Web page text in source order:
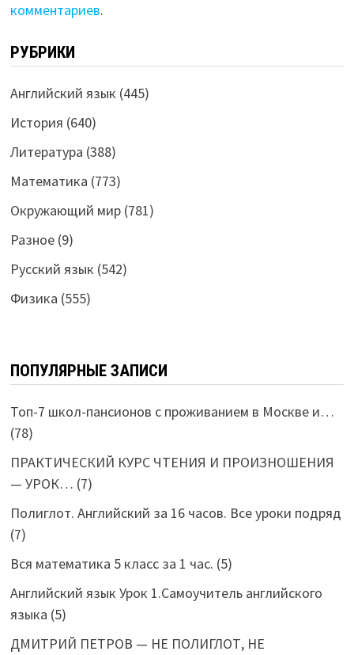
комментариев.
РУБРИКИ
Английский язык (445)
История (640)
Литература (388)
Математика (773)
Окружающий мир(781)
Разное(9)
Русский язык (542)
Физика (555)
ПОПУЛЯРНЫЕ ЗАПИСИ
Топ-7 школ-пансионов с проживанием в Москве и…
(78)
ПРАКТИЧЕСКИЙ КУРС ЧТЕНИЯ И ПРОИЗНОШЕНИЯ
— УРОК… (7)
Полиглот. Английский за 16 часов. Все уроки подряд
(7)
Вся математика 5 класс за 1 час. (5)
Английский язык Урок 1.Самоучитель английского
языка (5)
ДМИТРИЙ ПЕТРОВ — НЕ ПОЛИГЛОТ, НЕ